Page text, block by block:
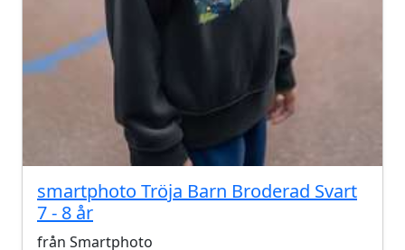
smartphoto Tröja Barn Broderad Svart
7 - 8 år
från Smartphoto